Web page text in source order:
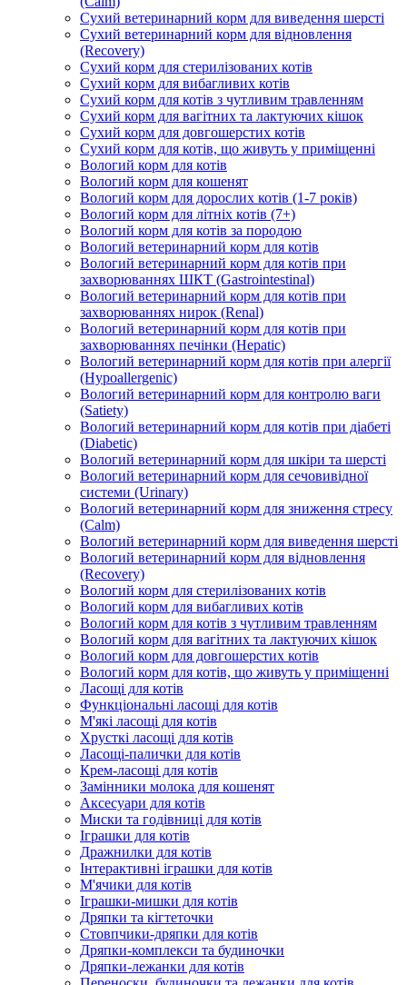
Сухий ветеринарний корм для виведення шерсті
Сухий ветеринарний корм для відновлення
(Recovery)
Сухий корм для стерилізованих котів
Сухий корм для вибагливих котів
Сухий корм для котів з чутливим травленням
Сухий корм для вагітних та лактуючих кішок
Сухий корм для довгошерстих котів
Сухий корм для котів, що живуть у приміщенні
Вологий корм для котів
Вологий корм для кошенят
Вологий корм для дорослих котів (1-7 років)
Вологий корм для літніх котів (7+)
Вологий корм для котів за породою
Вологий ветеринарний корм для котів
Вологий ветеринарний корм для котів при
захворюваннях ШКТ (Gastrointestinal)
Вологий ветеринарний корм для котів при
захворюваннях нирок (Renal)
Вологий ветеринарний корм для котів при
захворюваннях печінки (Hepatic)
Вологий ветеринарний корм для котів при алергії
(Hypoallergenic)
Вологий ветеринарний корм для контролю ваги
(Satiety)
Вологий ветеринарний корм для котів при діабеті
(Diabetic)
Вологий ветеринарний корм для шкіри та шерсті
Вологий ветеринарний корм для сечовивідної
системи (Urinary)
Вологий ветеринарний корм для зниження стресу
(Calm)
Вологий ветеринарний корм для виведення шерсті
Вологий ветеринарний корм для відновлення
(Recovery)
Вологий корм для стерилізованих котів
Вологий корм для вибагливих котів
Вологий корм для котів з чутливим травленням
Вологий корм для вагітних та лактуючих кішок
Вологий корм для довгошерстих котів
Вологий корм для котів, що живуть у приміщенні
Ласощі для котів
Функціональні ласощі для котів
М'які ласощі для котів
Хрусткі ласощі для котів
Ласощі-палички для котів
Крем-ласощі для котів
Замінники молока для кошенят
Аксесуари для котів
Миски та годівниці для котів
Іграшки для котів
Дражнилки для котів
Інтерактивні іграшки для котів
М'ячики для котів
Іграшки-мишки для котів
Дряпки та кігтеточки
Стовпчики-дряпки для котів
Дряпки-комплекси та будиночки
Дряпки-лежанки для котів